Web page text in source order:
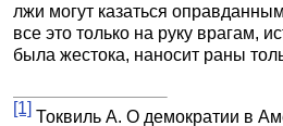
лжи могут казаться
все это только на руку врагам,
была жестока, наносит раны
[1] Токвиль А. О демократии в